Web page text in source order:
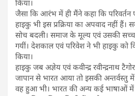
किया।
जैसा कि आरंभ में ही मैंने कहा कि परिवर्तन
हाइकु भी इस प्रक्रिया का अपवाद नहीं
सोच बदली। समाज के मूल्य एवं उसकी
गयीं। देशकाल एवं परिवेश ने भी हाइकु को
किया।
हाइकु जब अज्ञेय एवं कवीन्द्र रवीन्द्रनाथ
जापान से भारत आया तो इसकी अन्तर्वस्तु
वह हुआ भी। भारत की अन्य कई भाषाओं